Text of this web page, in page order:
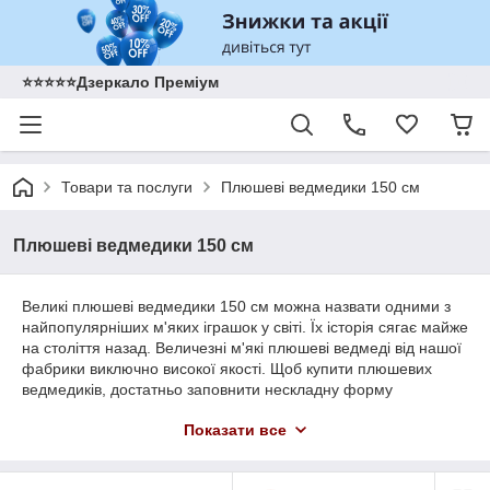
⭐️⭐️⭐️⭐️⭐️Дзеркало Преміум
Товари та послуги Плюшеві ведмедики 150 см
Плюшеві ведмедики 150 см
Великі плюшеві ведмедики 150 см можна назвати одними з
найпопулярніших м'яких іграшок у світі. Їх історія сягає майже
на століття назад. Величезні м'які плюшеві ведмеді від нашої
фабрики виключно високої якості. Щоб купити плюшевих
ведмедиків, достатньо заповнити нескладну форму
недорого, що навіть вартість з доставкою буде дуже вигідною.
Показати все